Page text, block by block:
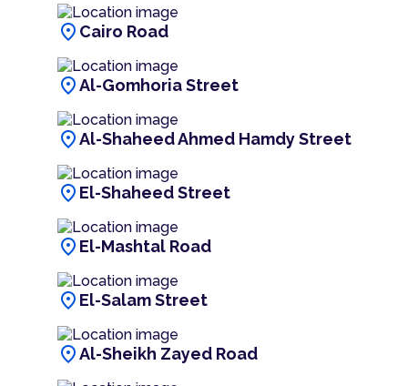
location_on Cairo Road
location_onAl-Gomhoria Street
location_onAl-Shaheed Ahmed Hamdy Street
location_on El-Shaheed Street
location_on El-Mashtal Road
location_on El-Salam Street
location_onAl-Sheikh Zayed Road